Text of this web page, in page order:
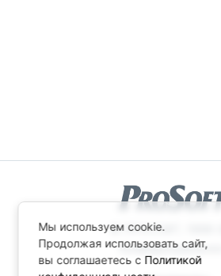
© ПРОСОФТ, 1996-
Мы используем cookie.
Продолжая использовать сайт,
вы соглашаетесь с Политикой